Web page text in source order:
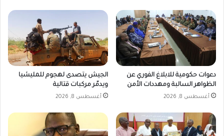
دعوات حكومية للابلاغ الفوري عن
الظواهر السالبة ومهددات الأمن
أغسطس 8, 2026
الجيش يتصدى لهجوم للمليشيا
ويدمّر مركبات قتالية
أغسطس 8, 2026